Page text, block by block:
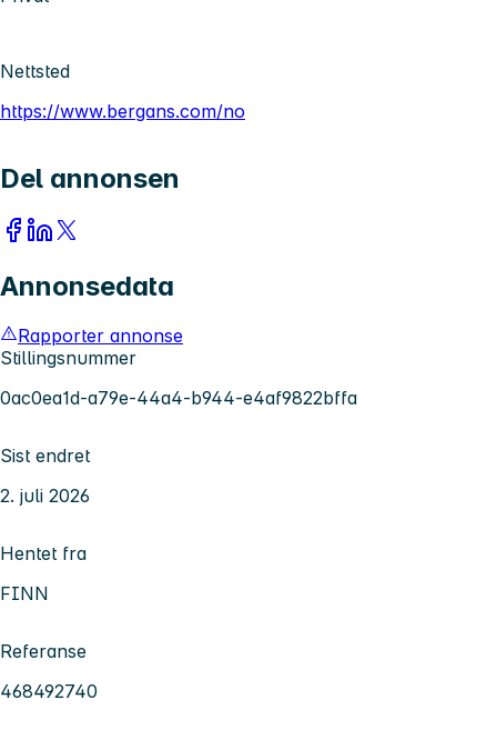
Nettsted
https://www.bergans.com/no
Del annonsen
Annonsedata
Rapporter annonse
Stillingsnummer
0ac0ea1d-a79e-44a4-b944-e4af9822bffa
Sist endret
2. juli 2026
Hentet fra
FINN
Referanse
468492740